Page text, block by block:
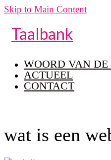
Skip to Main Content
Taalbank
WOORD VAN
ACTUEEL
CONTACT
wat is een